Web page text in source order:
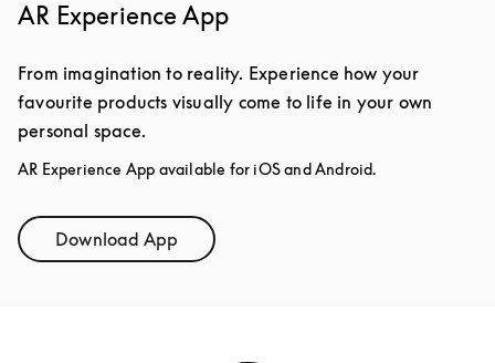
AR Experience App
From imagination to reality. Experience how your
favourite products visually come to life in your own
personal space.
AR Experience App available for iOS and Android.
Download AppLink Opens in New Tab